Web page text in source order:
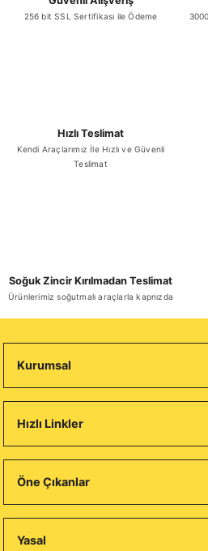
256 bit SSL Sertifikası ile Ödeme
Hızlı Teslimat
Kendi Araçlarımız İle Hızlı ve Güvenli
Teslimat
Soğuk Zincir Kırılmadan Teslimat
Ürünlerimiz soğutmalı araçlarla kapnızda
Kurumsal
Hızlı Linkler
Öne Çıkanlar
Yasal